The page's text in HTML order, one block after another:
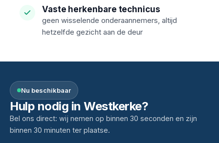
Vaste herkenbare technicus
geen wisselende onderaannemers, altijd
hetzelfde gezicht aan de deur
Nu beschikbaar
Hulp nodig in Westkerke?
Bel ons direct: wij nemen op binnen 30 seconden en zijn
binnen 30 minuten ter plaatse.